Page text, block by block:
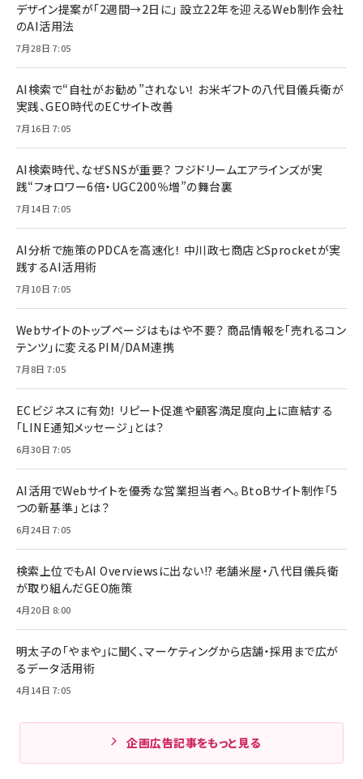
デザイン提案が「2週間→2日に」 設立22年を迎えるWeb制作会社
のAI活用法
7月28日 7:05
AI検索で“自社がお勧め”されない！ お米ギフトの八代目儀兵衛が
実践、GEO時代のECサイト改善
7月16日 7:05
AI検索時代、なぜSNSが重要？ フジドリームエアラインズが実
践“フォロワー6倍・UGC200％増”の舞台裏
7月14日 7:05
AI分析で施策のPDCAを高速化！ 中川政七商店とSprocketが実
践するAI活用術
7月10日 7:05
Webサイトのトップページはもはや不要？ 商品情報を「売れるコン
テンツ」に変えるPIM/DAM連携
7月8日 7:05
ECビジネスに有効！ リピート促進や顧客満足度向上に直結する
「LINE通知メッセージ」とは？
6月30日 7:05
AI活用でWebサイトを優秀な営業担当者へ。BtoBサイト制作「5
つの新基準」とは？
6月24日 7:05
検索上位でもAI Overviewsに出ない!? 老舗米屋・八代目儀兵衛
が取り組んだGEO施策
4月20日 8:00
明太子の「やまや」に聞く、マーケティングから店舗・採用まで広が
るデータ活用術
4月14日 7:05
企画広告記事をもっと見る